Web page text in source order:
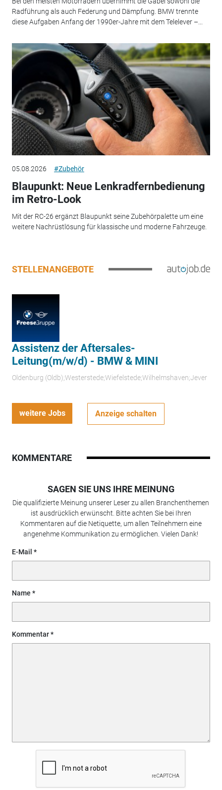
Radführung als auch Federung und Dämpfung. BMW trennte
diese Aufgaben Anfang der 1990er-Jahre mit dem Telelever –...
05.08.2026 #Zubehör
Blaupunkt: Neue Lenkradfernbedienung
im Retro-Look
Mit der RC-26 ergänzt Blaupunkt seine Zubehörpalette um eine
weitere Nachrüstlösung für klassische und moderne Fahrzeuge.
STELLENANGEBOTE
Assistenz der Aftersales-
Leitung(m/w/d) - BMW & MINI
Oldenburg (Oldb);Westerstede;Wiefelstede;Wilhelmshaven;Jever
weitere Jobs Anzeige schalten
KOMMENTARE
SAGEN SIE UNS IHRE MEINUNG
Die qualifizierte Meinung unserer Leser zu allen Branchenthemen
ist ausdrücklich erwünscht. Bitte achten Sie bei Ihren
Kommentaren auf die Netiquette, um allen Teilnehmern eine
angenehme Kommunikation zu ermöglichen. Vielen Dank!
E-Mail
Name
Kommentar